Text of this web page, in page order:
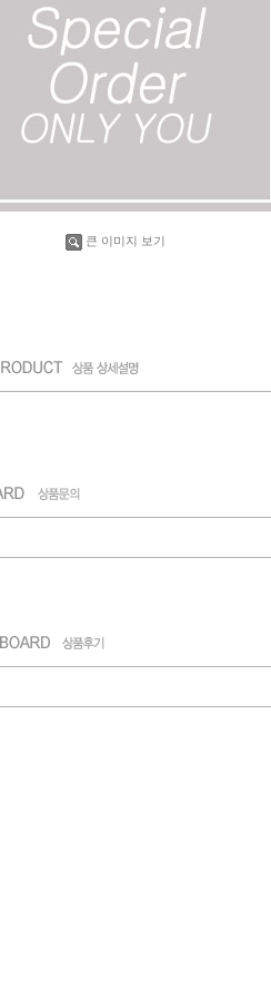
큰 이미지 보기